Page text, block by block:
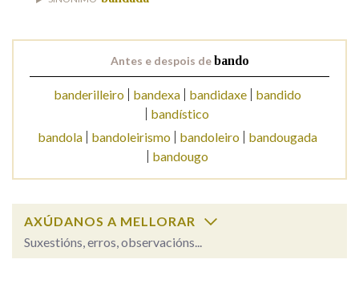
OUTRAS OPCIÓNS DE BUSCA
Marcas gramaticais
Antes e despois debando
banderilleiro bandexa bandidaxe
bandido
bandístico
bandola
bandoleirismo bandoleiro
bandougada
bandougo
AXÚDANOS A MELLORAR
Suxestións, erros, observacións...